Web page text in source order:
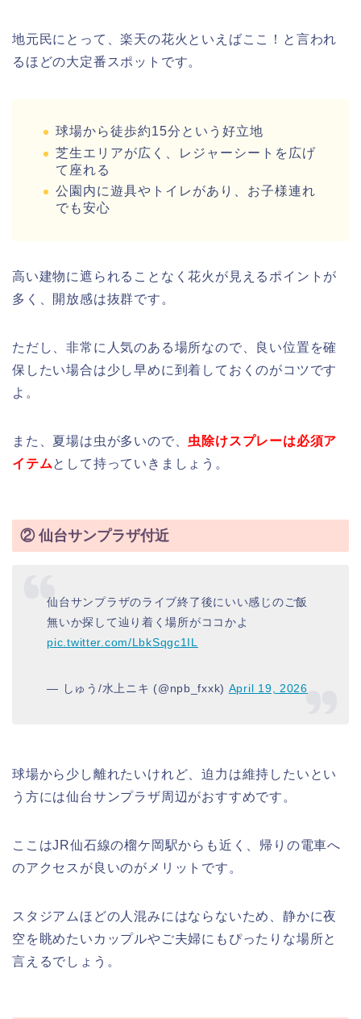
地元民にとって、楽天の花火といえばここ！と言われ
るほどの大定番スポットです。
球場から徒歩約15分という好立地
芝生エリアが広く、レジャーシートを広げ
て座れる
公園内に遊具やトイレがあり、お子様連れ
でも安心
高い建物に遮られることなく花火が見えるポイントが
多く、開放感は抜群です。
ただし、非常に人気のある場所なので、良い位置を確
保したい場合は少し早めに到着しておくのがコツです
よ。
また、夏場は虫が多いので、 虫除けスプレーは必須ア
イテムとして持っていきましょう。
② 仙台サンプラザ付近
仙台サンプラザのライブ終了後にいい感じのご飯
無いか探して辿り着く場所がココかよ
pic.twitter.com/LbkSqgc1IL
— しゅう/水上ニキ (@npb_fxxk) April 19, 2026
球場から少し離れたいけれど、迫力は維持したいとい
う方には仙台サンプラザ周辺がおすすめです。
ここはJR仙石線の榴ケ岡駅からも近く、帰りの電車へ
のアクセスが良いのがメリットです。
スタジアムほどの人混みにはならないため、静かに夜
空を眺めたいカップルやご夫婦にもぴったりな場所と
言えるでしょう。